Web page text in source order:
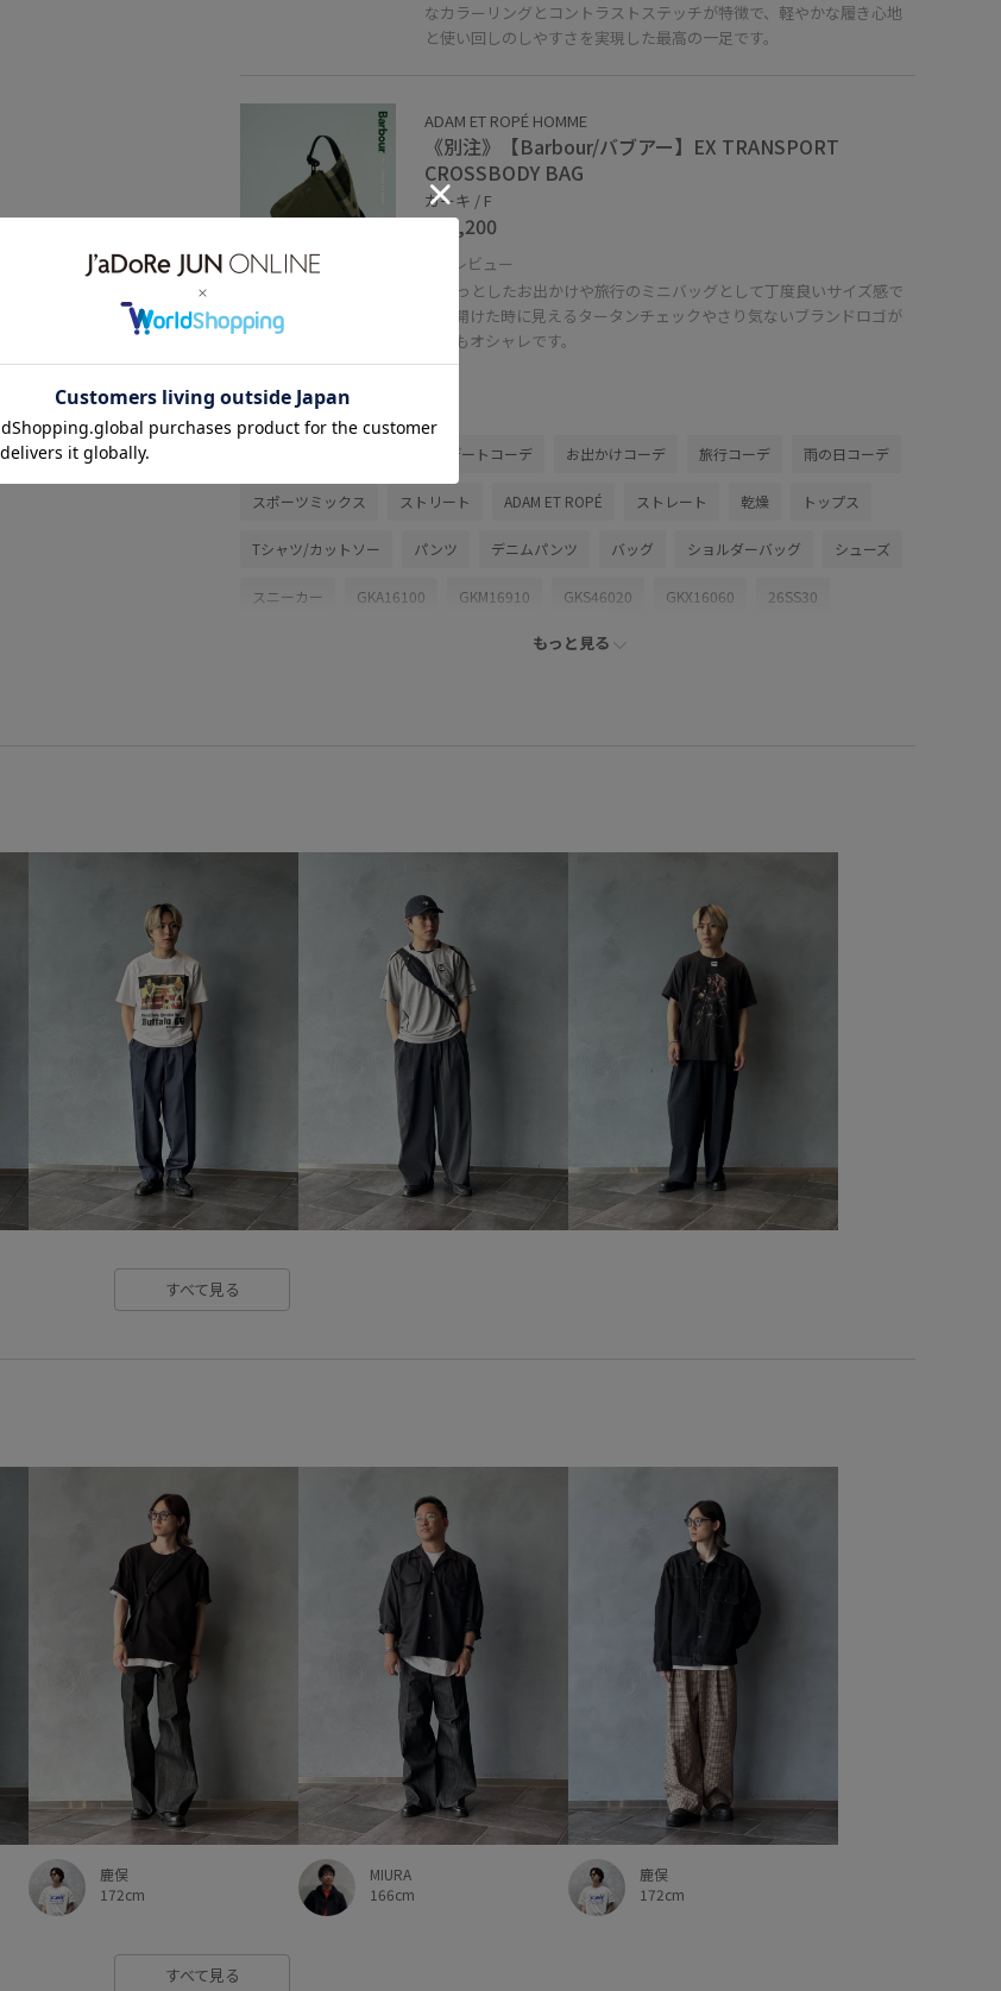
なカラーリングとコントラストステッチが特徴で、軽やかな履き心地
と使い回しのしやすさを実現した最高の一足です。
ADAM ET ROPÉ HOMME
《別注》【Barbour/バブアー】EX TRANSPORT
CROSSBODY BAG
カーキ / F
¥13,200
レビュー
ちょっとしたお出かけや旅行のミニバッグとして丁度良いサイズ感で
す。開けた時に見えるタータンチェックやさり気ないブランドロゴが
とてもオシャレです。
関連タグ
デートコーデ お出かけコーデ 旅行コーデ 雨の日コーデ
スポーツミックス ストリート ADAM ET ROPÉ ストレート 乾燥 トップス
Tシャツ/カットソー パンツ デニムパンツ バッグ ショルダーバッグ シューズ
スニーカー GKA16100 GKM16910 GKS46020 GKX16060 26SS30
Mens_GW
もっと見る
すべて見る
鹿俣
172cm
MIURA
166cm
鹿俣
172cm
すべて見る